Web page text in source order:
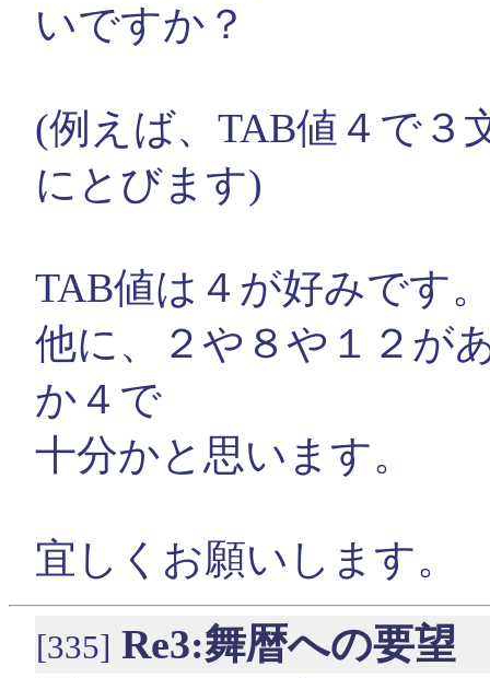
いですか？
(例えば、TAB値４で３
にとびます)
TAB値は４が好みです
他に、２や８や１２が
か４で
十分かと思います。
宜しくお願いします。
[335] Re3:舞暦への要望